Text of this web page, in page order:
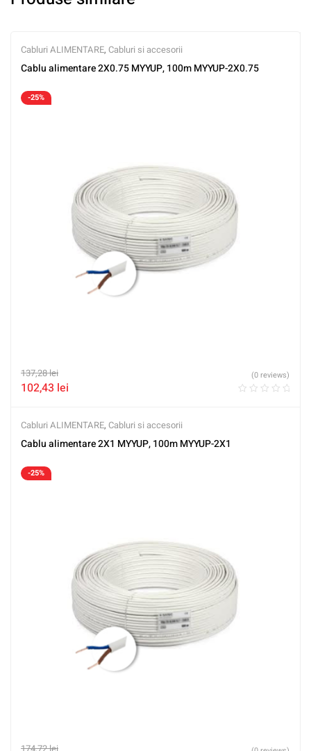
Cabluri ALIMENTARE, Cabluri si accesorii
Cablu alimentare 2X0.75 MYYUP, 100m MYYUP-2X0.75
-25%
137,28lei
102,43 lei
(0 reviews)
Cabluri ALIMENTARE, Cabluri si accesorii
Cablu alimentare 2X1 MYYUP, 100m MYYUP-2X1
-25%